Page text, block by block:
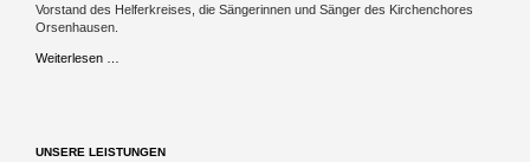
Vorstand des Helferkreises, die Sängerinnen und Sänger des Kirchenchores
Orsenhausen.
Weiterlesen …
UNSERE LEISTUNGEN